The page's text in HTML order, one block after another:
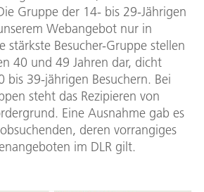
Gruppe der 14- bis 29-Jährigen
Webangebot nur in
stärkste Besucher-Gruppe stellen
40 und 49 Jahren dar, dicht
bis 39-jährigen Besuchern. Bei
steht das Rezipieren von
Eine Ausnahme gab es
deren vorrangiges
im DLR gilt.